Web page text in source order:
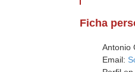
Ficha
Antonio
Email: